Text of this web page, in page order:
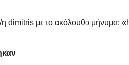
η dimitris με το ακόλουθο